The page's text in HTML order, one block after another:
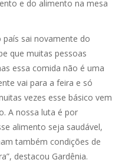
e do alimento na mesa
sai novamente do
que muitas pessoas
essa comida não é uma
vai para a feira e só
vezes esse básico vem
A nossa luta é por
alimento seja saudável,
também condições de
destacou Gardênia.